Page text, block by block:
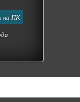
на ПК